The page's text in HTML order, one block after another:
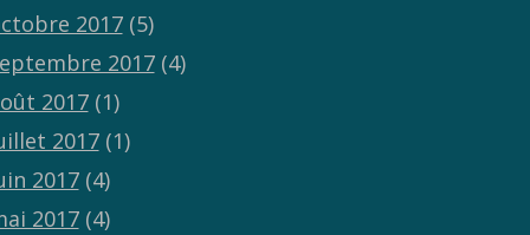
2017(5)
2017(4)
2017(1)
2017(1)
2017(4)
2017(4)